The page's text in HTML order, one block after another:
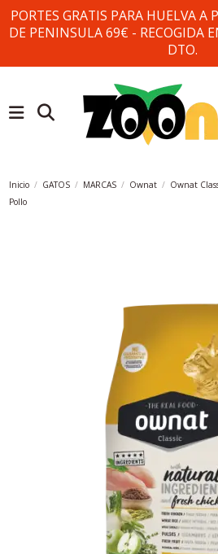
PORTES GRATIS PARA HUELVA A
DE PENINSULA 69€ - RECOGIDA
DTO.
Inicio GATOS MARCAS Ownat
Ownat
Pollo